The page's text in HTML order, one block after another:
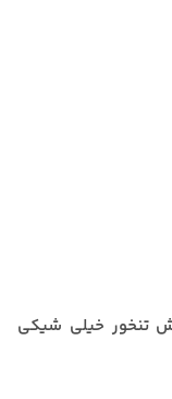
تنخور خیلی شیکی